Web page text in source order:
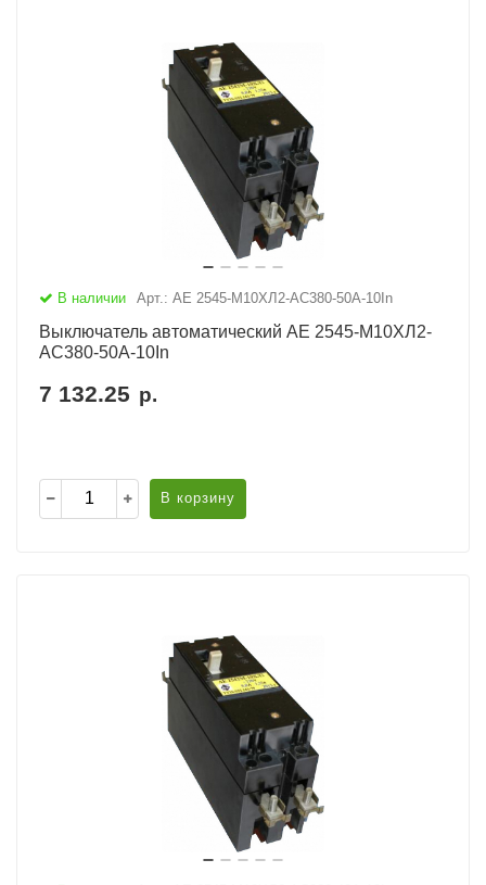
В наличии Арт.: АЕ 2545-М10ХЛ2-AC380-50А-10In
Выключатель автоматический АЕ 2545-М10ХЛ2-
AC380-50А-10In
7 132.25 р.
В корзину